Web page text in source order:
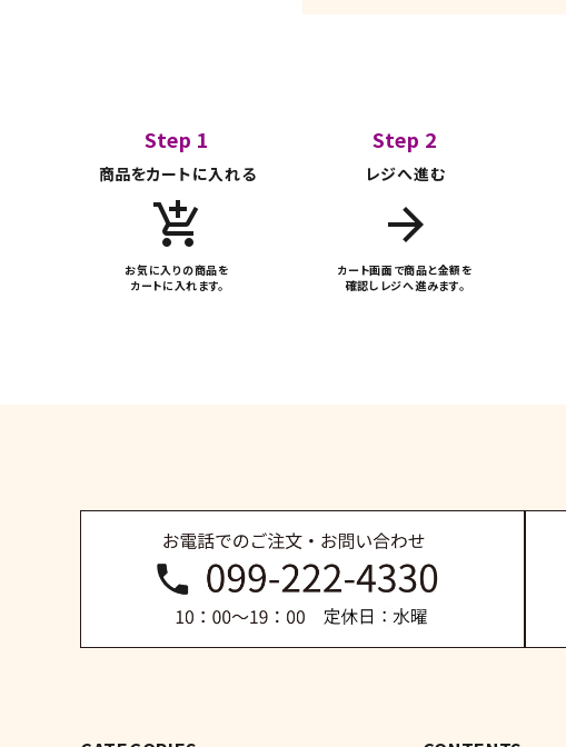
キーワード
カテゴリー
Step 1
商品をカートに入れる
add_shopping_cart
お気に入りの商品を
カートに入れます。
Step 2
レジへ進む
arrow_forward
カート画面で商品と金額を
確認しレジへ進みます。